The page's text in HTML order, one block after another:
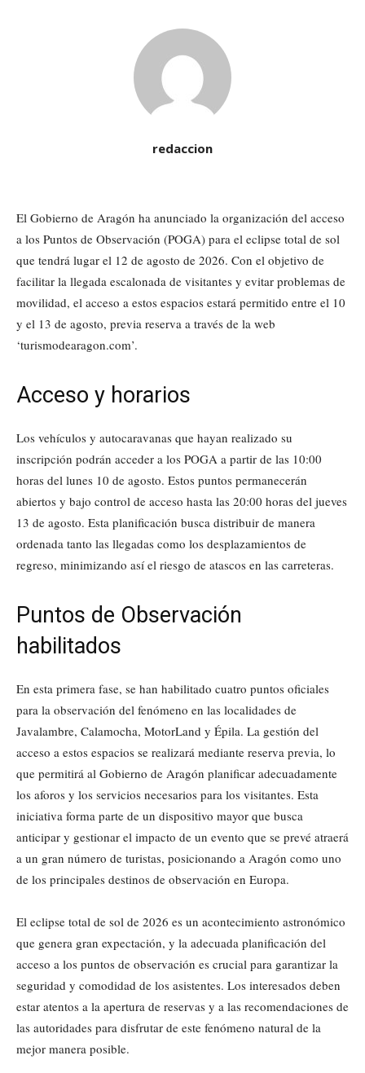
redaccion
El Gobierno de Aragón ha anunciado la organización del acceso
a los Puntos de Observación (POGA) para el eclipse total de sol
que tendrá lugar el 12 de agosto de 2026. Con el objetivo de
facilitar la llegada escalonada de visitantes y evitar problemas de
movilidad, el acceso a estos espacios estará permitido entre el 10
y el 13 de agosto, previa reserva a través de la web
‘turismodearagon.com’.
Acceso y horarios
Los vehículos y autocaravanas que hayan realizado su
inscripción podrán acceder a los POGA a partir de las 10:00
horas del lunes 10 de agosto. Estos puntos permanecerán
abiertos y bajo control de acceso hasta las 20:00 horas del jueves
13 de agosto. Esta planificación busca distribuir de manera
ordenada tanto las llegadas como los desplazamientos de
regreso, minimizando así el riesgo de atascos en las carreteras.
Puntos de Observación
habilitados
En esta primera fase, se han habilitado cuatro puntos oficiales
para la observación del fenómeno en las localidades de
Javalambre, Calamocha, MotorLand y Épila. La gestión del
acceso a estos espacios se realizará mediante reserva previa, lo
que permitirá al Gobierno de Aragón planificar adecuadamente
los aforos y los servicios necesarios para los visitantes. Esta
iniciativa forma parte de un dispositivo mayor que busca
anticipar y gestionar el impacto de un evento que se prevé atraerá
a un gran número de turistas, posicionando a Aragón como uno
de los principales destinos de observación en Europa.
El eclipse total de sol de 2026 es un acontecimiento astronómico
que genera gran expectación, y la adecuada planificación del
acceso a los puntos de observación es crucial para garantizar la
seguridad y comodidad de los asistentes. Los interesados deben
estar atentos a la apertura de reservas y a las recomendaciones de
las autoridades para disfrutar de este fenómeno natural de la
mejor manera posible.